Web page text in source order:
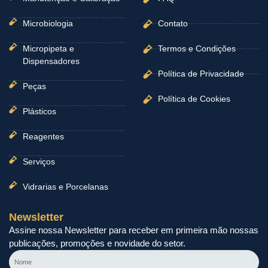
Microbiologia
Micropipeta e
Dispensadores
Peças
Plásticos
Reagentes
Serviços
Vidrarias e Porcelanas
Contato
Termos e Condições
Política de Privacidade
Política de Cookies
Newsletter
Assine nossa Newsletter para receber em primeira mão nossas
publicações, promoções e novidade do setor.
Nome